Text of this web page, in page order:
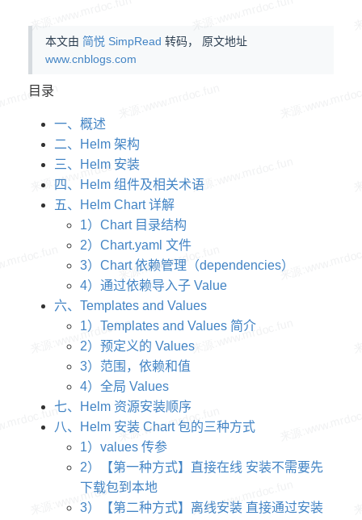
本文由 简悦 SimpRead 转码， 原文地址
www.cnblogs.com
目录
一、概述
二、Helm 架构
三、Helm 安装
四、Helm 组件及相关术语
五、Helm Chart 详解
1）Chart 目录结构
2）Chart.yaml 文件
3）Chart 依赖管理（dependencies）
4）通过依赖导入子 Value
六、Templates and Values
1）Templates and Values 简介
2）预定义的 Values
3）范围，依赖和值
4）全局 Values
七、Helm 资源安装顺序
八、Helm 安装 Chart 包的三种方式
1）values 传参
2）【第一种方式】直接在线 安装不需要先
下载包到本地
3）【第二种方式】离线安装 直接通过安装